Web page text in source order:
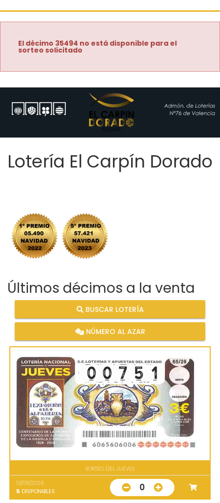
El décimo 35494 no está disponible para el
sorteo solicitado
Lotería El Carpín Dorado
Últimos décimos a la venta
BUSCAR LOTERÍA
NÚMERO AL AZAR
SORTEO DEL JUEVES
13/08/2026
5 DISPONIBLES 0